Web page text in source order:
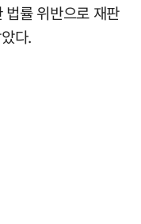
법률 위반으로 재판
다.